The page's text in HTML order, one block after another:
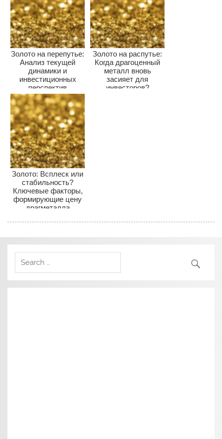
Золото на перепутье:
Анализ текущей
динамики и
инвестиционных
перспектив
Золото на распутье:
Когда драгоценный
металл вновь
засияет для
инвесторов?
Золото: Всплеск или
стабильность?
Ключевые факторы,
формирующие цену
драгметалла